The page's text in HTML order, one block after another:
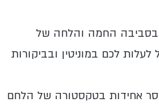
בסביבה החמה והלחה של
לכם במוניטין ובביקורות
אחידות בטקסטורה של הלחם